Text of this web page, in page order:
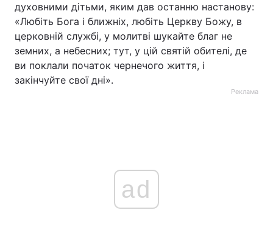
духовними дітьми, яким дав останню настанову:
«Любіть Бога і ближніх, любіть Церкву Божу, в
церковній службі, у молитві шукайте благ не
земних, а небесних; тут, у цій святій обителі, де
ви поклали початок чернечого життя, і
закінчуйте свої дні».
Реклама
ad